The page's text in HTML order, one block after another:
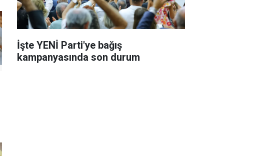
İşte YENİ Parti'ye bağış
kampanyasında son durum